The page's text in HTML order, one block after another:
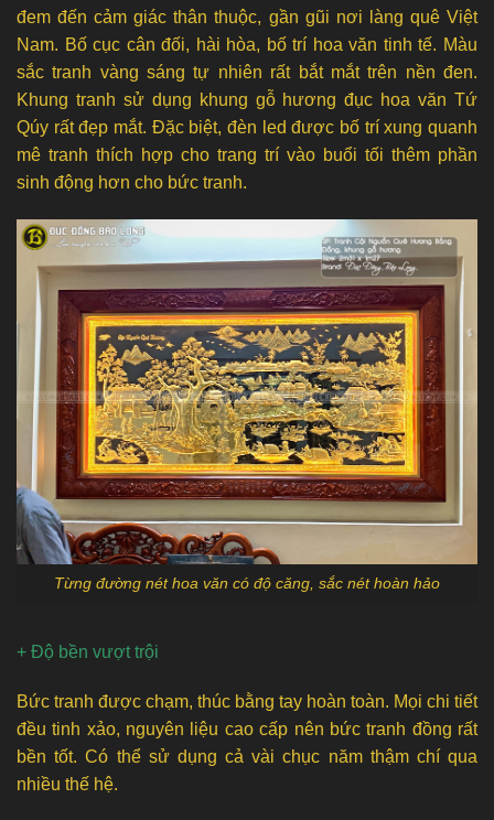
đem đến cảm giác thân thuộc, gần gũi nơi làng quê Việt
Nam. Bố cục cân đối, hài hòa, bố trí hoa văn tinh tế. Màu
sắc tranh vàng sáng tự nhiên rất bắt mắt trên nền đen.
Khung tranh sử dụng khung gỗ hương đục hoa văn Tứ
Qúy rất đẹp mắt. Đặc biệt, đèn led được bố trí xung quanh
mê tranh thích hợp cho trang trí vào buổi tối thêm phần
sinh động hơn cho bức tranh.
Từng đường nét hoa văn có độ căng, sắc nét hoàn hảo
+ Độ bền vượt trội
Bức tranh được chạm, thúc bằng tay hoàn toàn. Mọi chi tiết
đều tinh xảo, nguyên liệu cao cấp nên bức tranh đồng rất
bền tốt. Có thể sử dụng cả vài chục năm thậm chí qua
nhiều thế hệ.